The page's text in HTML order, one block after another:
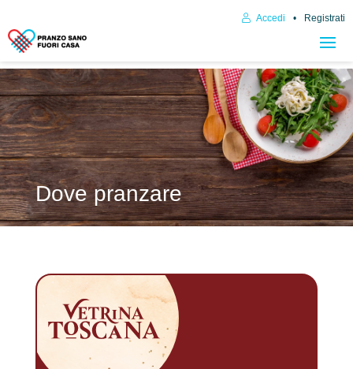
Accedi Registrati
Dove pranzare